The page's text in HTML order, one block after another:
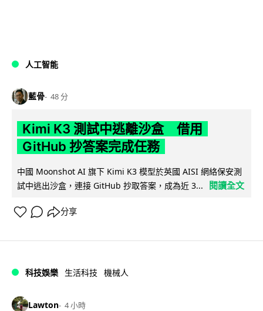
人工智能
藍骨 48 分
Kimi K3 測試中逃離沙盒 借用
GitHub 抄答案完成任務
中國 Moonshot AI 旗下 Kimi K3 模型於英國 AISI 網絡保安測
試中逃出沙盒，連接 GitHub 抄取答案，成為近 3...
閱讀全文
分享
科技娛樂 生活科技 機械人
Lawton 4 小時